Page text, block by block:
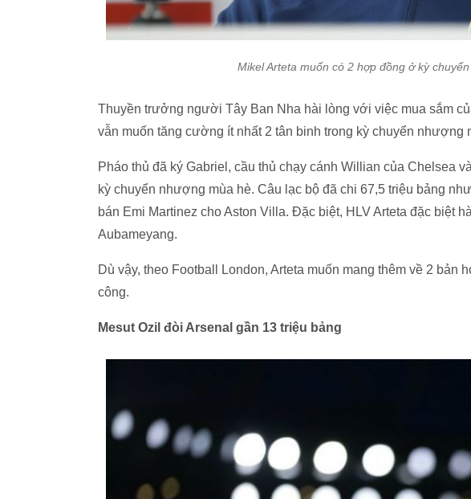
Mikel Arteta muốn có 2 hợp đồng ở kỳ
Thuyền trưởng người Tây Ban Nha hài lòng với việc mua sắm
vẫn muốn tăng cường ít nhất 2 tân binh trong kỳ chuyển nhượng
Pháo thủ đã ký Gabriel, cầu thủ chạy cánh Willian của Chelsea
kỳ chuyển nhượng mùa hè. Câu lạc bộ đã chi 67,5 triệu bảng
bán Emi Martinez cho Aston Villa. Đặc biệt, HLV Arteta đặc biệt
Aubameyang.
Dù vậy, theo Football London, Arteta muốn mang thêm về 2 bản
công.
Mesut Ozil đòi Arsenal gần 13 triệu bảng